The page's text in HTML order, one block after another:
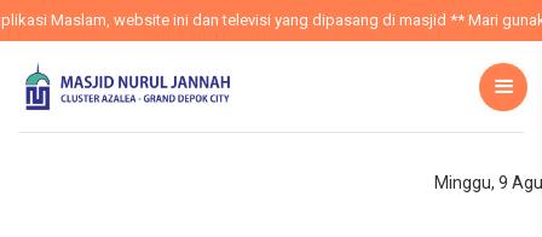
Maslam, website ini dan televisi yang dipasang di masjid ** Mari
Minggu, 9